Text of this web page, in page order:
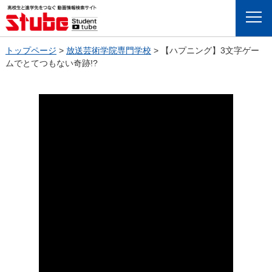
Menu
トップページ > 放送芸術学院専門学校 >
【ハプニング】3文字ゲー
ムでとてつもない奇跡!?